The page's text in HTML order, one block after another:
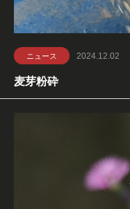
ニュース 2024.12.02
麦芽粉砕